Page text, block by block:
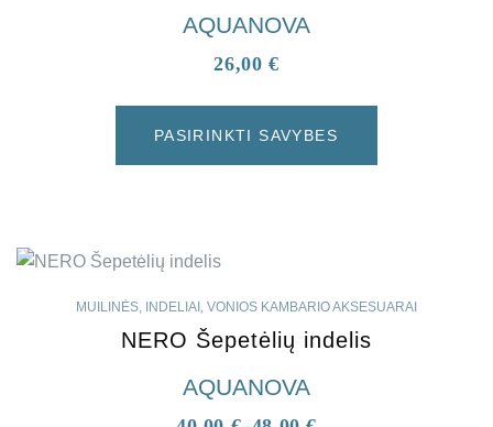
AQUANOVA
26,00 €
PASIRINKTI SAVYBES
MUILINĖS, INDELIAI, VONIOS KAMBARIO AKSESUARAI
NERO Šepetėlių indelis
AQUANOVA